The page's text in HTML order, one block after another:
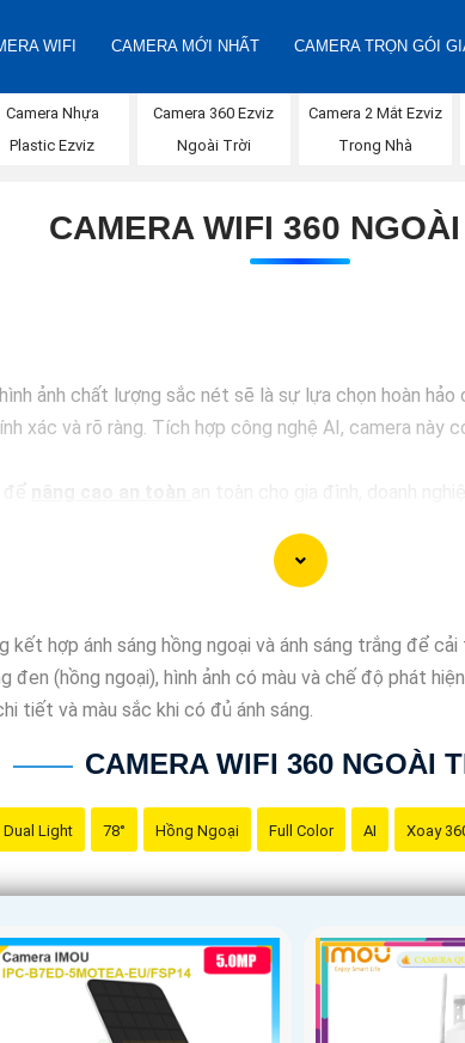
WIFI CAMERA MỚI NHẤT CAMERA TRỌN GÓI
Camera Nhựa
Plastic Ezviz
Camera 360 Ezviz
Ngoài Trời
Camera 2 Mắt Ezviz
Trong Nhà
CAMERA WIFI 360
ảnh chất lượng sắc nét sẽ là sự lựa chọn hoàn
xác và rõ ràng. Tích hợp công nghệ AI, camera này
kết hợp ánh sáng hồng ngoại và ánh sáng trắng để
(hồng ngoại), hình ảnh có màu và chế độ phát
tiết và màu sắc khi có đủ ánh sáng.
CAMERA WIFI 360 NGOÀI
Dual Light 78° Hồng Ngoại Full Color AI Xoay